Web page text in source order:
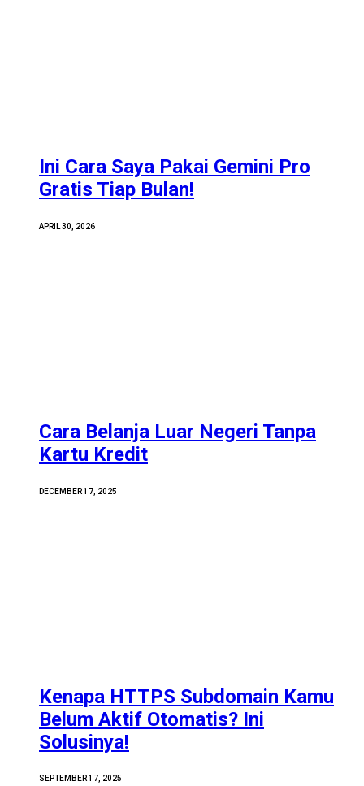
Ini Cara Saya Pakai Gemini Pro
Gratis Tiap Bulan!
APRIL 30, 2026
Cara Belanja Luar Negeri Tanpa
Kartu Kredit
DECEMBER 17, 2025
Kenapa HTTPS Subdomain Kamu
Belum Aktif Otomatis? Ini
Solusinya!
SEPTEMBER 17, 2025